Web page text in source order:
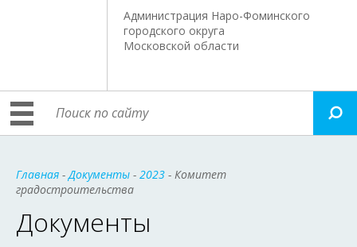
Администрация Наро-Фоминского
городского округа
Московской области
Главная -Документы - 2023 - Комитет
градостроительства
Документы